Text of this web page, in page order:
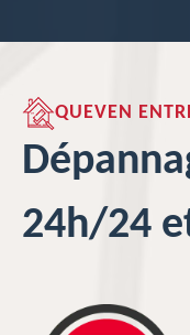
QUEVEN
24h/24